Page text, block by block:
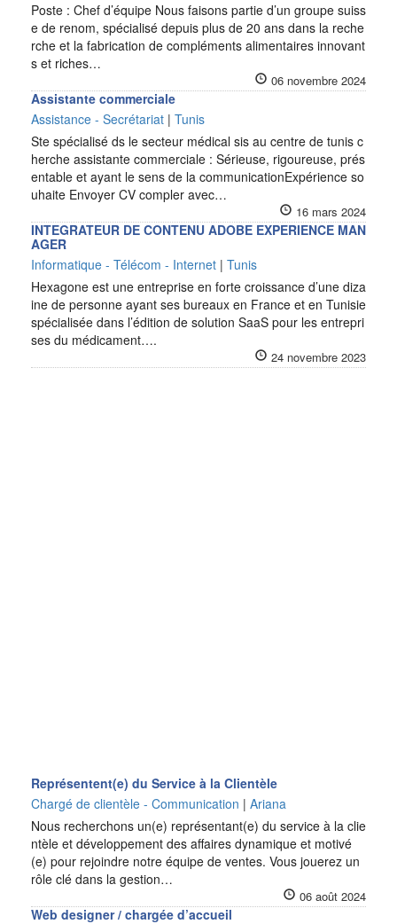
Poste : Chef d’équipe Nous faisons partie d’un groupe suiss
e de renom, spécialisé depuis plus de 20 ans dans la reche
rche et la fabrication de compléments alimentaires innovant
s et riches…
06 novembre 2024
Assistante commerciale
Assistance - Secrétariat | Tunis
Ste spécialisé ds le secteur médical sis au centre de tunis c
herche assistante commerciale : Sérieuse, rigoureuse, prés
entable et ayant le sens de la communicationExpérience so
uhaite Envoyer CV compler avec…
16 mars 2024
INTEGRATEUR DE CONTENU ADOBE EXPERIENCE MAN
AGER
Informatique - Télécom - Internet | Tunis
Hexagone est une entreprise en forte croissance d’une diza
ine de personne ayant ses bureaux en France et en Tunisie
spécialisée dans l’édition de solution SaaS pour les entrepri
ses du médicament….
24 novembre 2023
Représentent(e) du Service à la Clientèle
Chargé de clientèle - Communication | Ariana
Nous recherchons un(e) représentant(e) du service à la clie
ntèle et développement des affaires dynamique et motivé
(e) pour rejoindre notre équipe de ventes. Vous jouerez un
rôle clé dans la gestion…
06 août 2024
Web designer / chargée d’accueil